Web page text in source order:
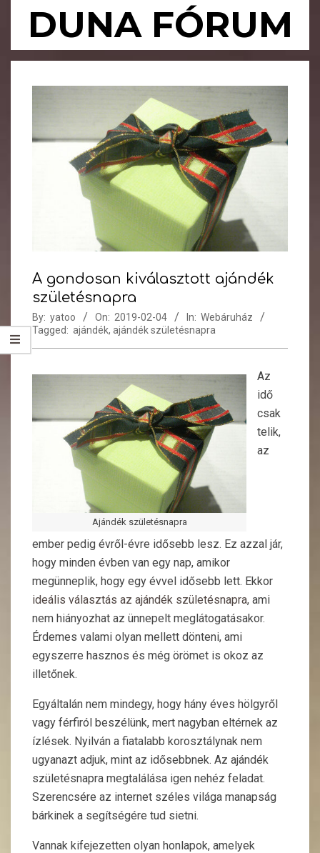
DUNA FÓRUM
Primary
A gondosan kiválasztott ajándék
születésnapra
By: yatoo On: 2019-02-04 In: Webáruház
Tagged: ajándék, ajándék születésnapra
Ajándék születésnapra
Az
idő
csak
telik,
az
ember pedig évről-évre idősebb lesz. Ez azzal jár,
hogy minden évben van egy nap, amikor
megünneplik, hogy egy évvel idősebb lett. Ekkor
ideális választás az ajándék születésnapra, ami
nem hiányozhat az ünnepelt meglátogatásakor.
Érdemes valami olyan mellett dönteni, ami
egyszerre hasznos és még örömet is okoz az
illetőnek.
Egyáltalán nem mindegy, hogy hány éves hölgyről
vagy férfiról beszélünk, mert nagyban eltérnek az
ízlések. Nyilván a fiatalabb korosztálynak nem
ugyanazt adjuk, mint az idősebbnek. Az ajándék
születésnapra megtalálása igen nehéz feladat.
Szerencsére az internet széles világa manapság
bárkinek a segítségére tud sietni.
Vannak kifejezetten olyan honlapok, amelyek